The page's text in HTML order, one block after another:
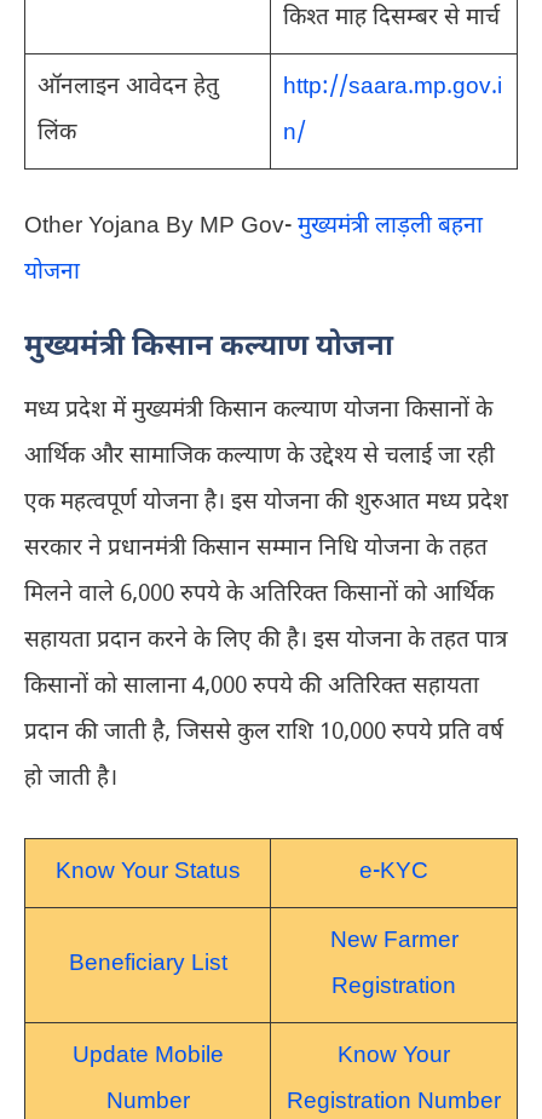
किश्‍त माह दिसम्‍बर से मार्च
ऑनलाइन आवेदन हेतु
लिंक
http://saara.mp.gov.i
n/
Other Yojana By MP Gov- मुख्यमंत्री लाड़ली बहना
योजना
मुख्यमंत्री किसान कल्याण योजना
मध्य प्रदेश में मुख्यमंत्री किसान कल्याण योजना किसानों के
आर्थिक और सामाजिक कल्याण के उद्देश्य से चलाई जा रही
एक महत्वपूर्ण योजना है। इस योजना की शुरुआत मध्य प्रदेश
सरकार ने प्रधानमंत्री किसान सम्मान निधि योजना के तहत
मिलने वाले 6,000 रुपये के अतिरिक्त किसानों को आर्थिक
सहायता प्रदान करने के लिए की है। इस योजना के तहत पात्र
किसानों को सालाना 4,000 रुपये की अतिरिक्त सहायता
प्रदान की जाती है, जिससे कुल राशि 10,000 रुपये प्रति वर्ष
हो जाती है।
Know Your Status e-KYC
Beneficiary List
New Farmer
Registration
Update Mobile
Number
Know Your
Registration Number